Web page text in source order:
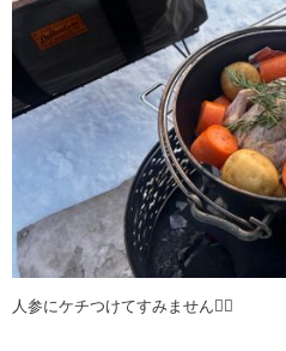
人参にケチつけてすみません🙇‍♀️